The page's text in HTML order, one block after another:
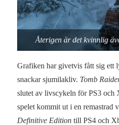
Återigen är det kvinnlig
Grafiken har givetvis fått sig ett
snackar sjumilakliv. Tomb
slutet av livscykeln för PS3 och
spelet kommit ut i en remastrad
Definitive Edition till PS4 och